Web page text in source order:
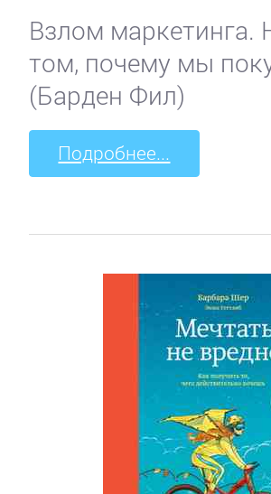
Взлом маркетинга.
том, почему мы
(Барден Фил)
Подробнее...